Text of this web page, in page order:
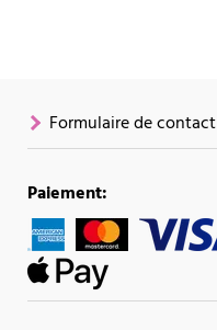
Formulaire de contact
Paiement: